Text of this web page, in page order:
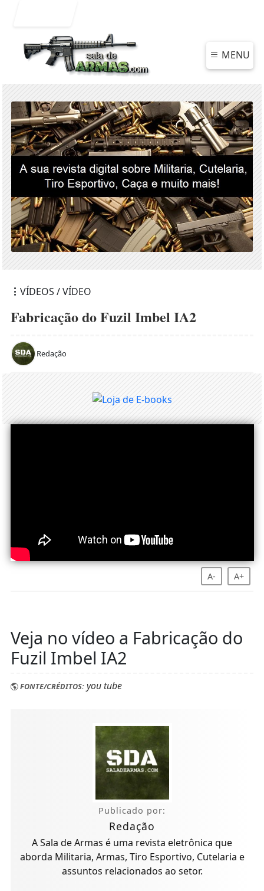
MENU
VÍDEOS / VÍDEO
Fabricação do Fuzil Imbel IA2
Redação
A- A+
Veja no vídeo a Fabricação do
Fuzil Imbel IA2
FONTE/CRÉDITOS:you tube
Publicado por:
Redação
A Sala de Armas é uma revista eletrônica que
aborda Militaria, Armas, Tiro Esportivo, Cutelaria e
assuntos relacionados ao setor.